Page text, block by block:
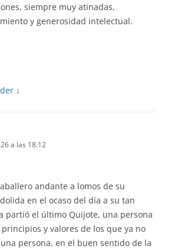
siempre muy atinadas,
y generosidad intelectual.
↓
a las 18:12
andante a lomos de su
en el ocaso del día a su tan
partió el último Quijote, una persona
y valores de los que ya no
persona, en el buen sentido de la